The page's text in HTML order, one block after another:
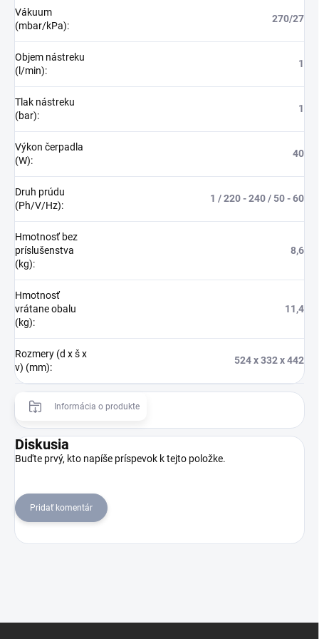
Vákuum
(mbar/kPa):
270/27
Objem nástreku
(l/min):
1
Tlak nástreku
(bar):
1
Výkon čerpadla
(W):
40
Druh prúdu
(Ph/V/Hz):
1 / 220 - 240 / 50 - 60
Hmotnosť bez
príslušenstva
(kg):
8,6
Hmotnosť
vrátane obalu
(kg):
11,4
Rozmery (d x š x
v) (mm):
524 x 332 x 442
Informácia o produkte
Diskusia
Buďte prvý, kto napíše príspevok k tejto položke.
Pridať komentár